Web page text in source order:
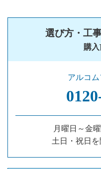
選び方・工
購
アルコ
月曜日～金
土日・祝日を